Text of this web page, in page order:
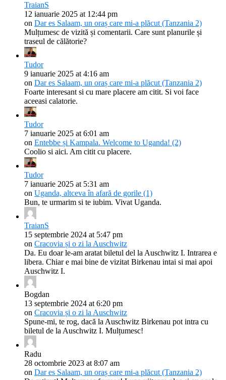
TraianS
12 ianuarie 2025 at 12:44 pm
on Dar es Salaam, un oraș care mi-a plăcut (Tanzania 2)
Mulțumesc de vizită și comentarii. Care sunt planurile și
traseul de călătorie?
Tudor
9 ianuarie 2025 at 4:16 am
on Dar es Salaam, un oraș care mi-a plăcut (Tanzania 2)
Foarte interesant si cu mare placere am citit. Si voi face
aceeasi calatorie.
Tudor
7 ianuarie 2025 at 6:01 am
on Entebbe și Kampala. Welcome to Uganda! (2)
Coolio si aici. Am citit cu placere.
Tudor
7 ianuarie 2025 at 5:31 am
on Uganda, altceva în afară de gorile (1)
Bun, te urmarim si te iubim. Vivat Uganda.
TraianS
15 septembrie 2024 at 5:47 pm
on Cracovia și o zi la Auschwitz
Da. Eu doar le-am aratat biletul del la Auschwitz I. Intrarea e
libera. Chiar e mai bine de vizitat Birkenau intai si mai apoi
Auschwitz I.
Bogdan
13 septembrie 2024 at 6:20 pm
on Cracovia și o zi la Auschwitz
Spune-mi, te rog, dacă la Auschwitz Birkenau pot intra cu
biletul de la Auschwitz I. Mulțumesc!
Radu
28 octombrie 2023 at 8:07 am
on Dar es Salaam, un oraș care mi-a plăcut (Tanzania 2)